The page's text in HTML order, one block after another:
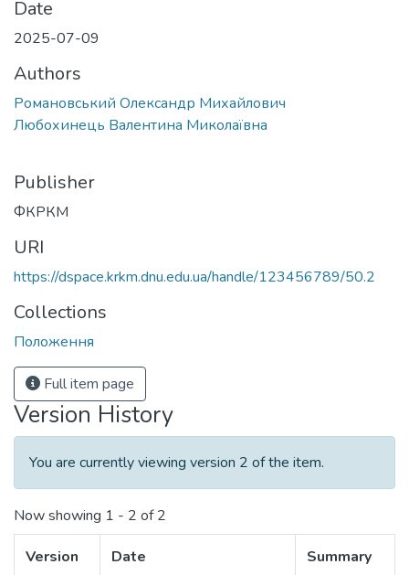
Date
2025-07-09
Authors
Романовський Олександр Михайлович
Любохинець Валентина Миколаївна
Publisher
ФКРКМ
URI
https://dspace.krkm.dnu.edu.ua/handle/123456789/50.2
Collections
Положення
Full item page
Version History
You are currently viewing version 2 of the item.
Now showing 1 - 2 of 2
Version Date Summary